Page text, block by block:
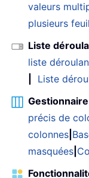
valeurs
plusieurs
Liste
liste
Liste
précis de
colonnes
masquées